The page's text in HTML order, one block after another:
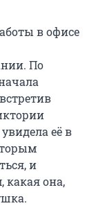
в офисе
По
её в
и
какая она,